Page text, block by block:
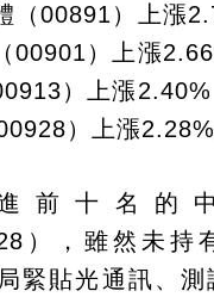
（00891）上漲
00901）上漲
）上漲
）上漲2.28%
前十名的
），雖然未持
緊貼光通訊、測